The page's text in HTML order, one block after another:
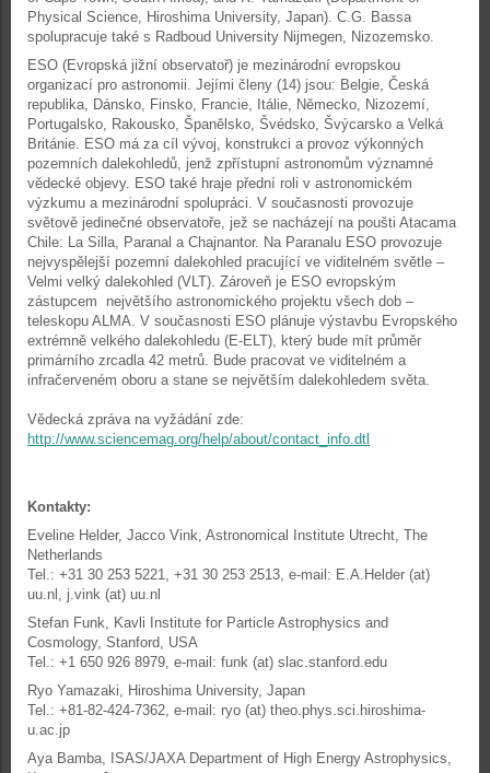
Physical Science, Hiroshima University, Japan). C.G. Bassa
spolupracuje také s Radboud University Nijmegen, Nizozemsko.
ESO (Evropská jižní observatoř) je mezinárodní evropskou
organizací pro astronomii. Jejími členy (14) jsou: Belgie, Česká
republika, Dánsko, Finsko, Francie, Itálie, Německo, Nizozemí,
Portugalsko, Rakousko, Španělsko, Švédsko, Švýcarsko a Velká
Británie. ESO má za cíl vývoj, konstrukci a provoz výkonných
pozemních dalekohledů, jenž zpřístupní astronomům významné
vědecké objevy. ESO také hraje přední roli v astronomickém
výzkumu a mezinárodní spolupráci. V současnosti provozuje
světově jedinečné observatoře, jež se nacházejí na poušti Atacama
Chile: La Silla, Paranal a Chajnantor. Na Paranalu ESO provozuje
nejvyspělejší pozemní dalekohled pracující ve viditelném světle –
Velmi velký dalekohled (VLT). Zároveň je ESO evropským
zástupcem největšího astronomického projektu všech dob –
teleskopu ALMA. V současnosti ESO plánuje výstavbu Evropského
extrémně velkého dalekohledu (E-ELT), který bude mít průměr
primárního zrcadla 42 metrů. Bude pracovat ve viditelném a
infračerveném oboru a stane se největším dalekohledem světa.
Vědecká zpráva na vyžádání zde:
http://www.sciencemag.org/help/about/contact_info.dtl
Kontakty:
Eveline Helder, Jacco Vink, Astronomical Institute Utrecht, The
Netherlands
Tel.: +31 30 253 5221, +31 30 253 2513, e-mail: E.A.Helder (at)
uu.nl, j.vink (at) uu.nl
Stefan Funk, Kavli Institute for Particle Astrophysics and
Cosmology, Stanford, USA
Tel.: +1 650 926 8979, e-mail: funk (at) slac.stanford.edu
Ryo Yamazaki, Hiroshima University, Japan
Tel.: +81-82-424-7362, e-mail: ryo (at) theo.phys.sci.hiroshima-
u.ac.jp
Aya Bamba, ISAS/JAXA Department of High Energy Astrophysics,